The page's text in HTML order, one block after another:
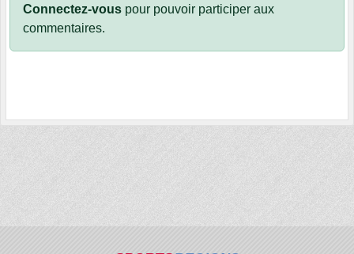
Connectez-vous pour pouvoir participer aux
commentaires.